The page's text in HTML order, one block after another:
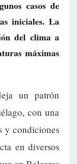
casos de
iniciales. La
del clima a
máximas
un patrón
con una
y condiciones
en diversos